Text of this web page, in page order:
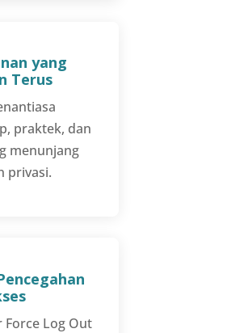
yang
Terus
praktek, dan
menunjang
privasi.
Log Out